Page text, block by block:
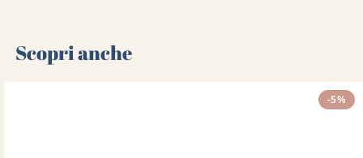
Scopri anche 🌻
-5%